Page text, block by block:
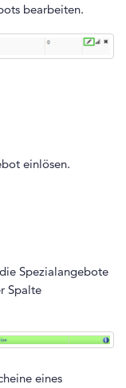
bearbeiten.
einlösen.
Spezialangebote
Spalte
eines